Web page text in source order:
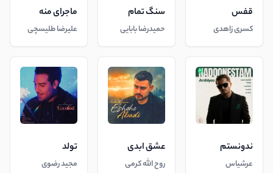
قفس
کسری زاهدی
سنگ تمام
حمیدرضا بابایی
ماجرای منه
علیرضا طلیسچی
ندونستم
عرشیاس
عشق ابدی
روح الله کرمی
تولد
مجید رضوی